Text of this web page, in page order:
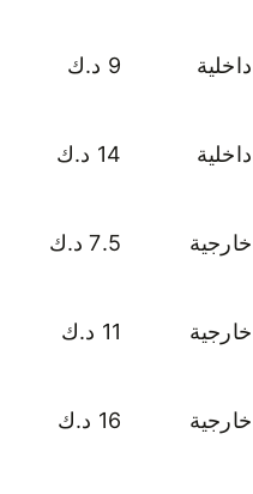
داخلية 9 د.ك
داخلية 14 د.ك
خارجية 7.5 د.ك
خارجية 11 د.ك
خارجية 16 د.ك